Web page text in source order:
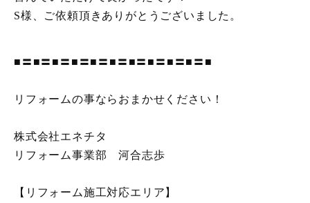
S様、ご依頼頂きありがとうございました。
■〓■〓■〓■〓■〓■〓■〓■〓■〓■〓■
リフォームの事ならおまかせください！
株式会社エネチタ
リフォーム事業部 河合志歩
【リフォーム施工対応エリア】